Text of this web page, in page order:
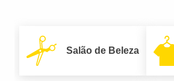
Salão de Beleza